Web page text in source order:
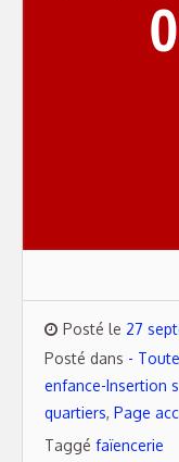
Posté le 27
Posté dans -
enfance-Insertion
quartiers, Page
Taggé faïencerie